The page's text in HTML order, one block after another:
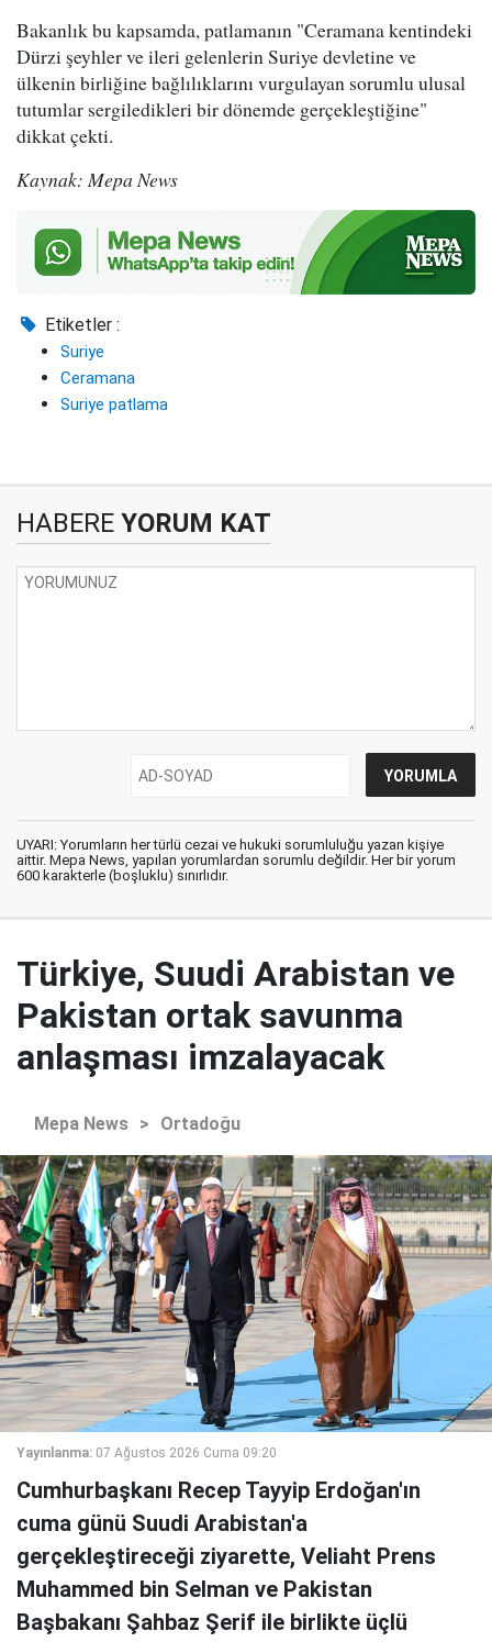
Bakanlık bu kapsamda, patlamanın "Ceramana kentindeki
Dürzi şeyhler ve ileri gelenlerin Suriye devletine ve
ülkenin birliğine bağlılıklarını vurgulayan sorumlu ulusal
tutumlar sergiledikleri bir dönemde gerçekleştiğine"
dikkat çekti.
Kaynak: Mepa News
Etiketler :
Suriye
Ceramana
Suriye patlama
HABERE YORUM KAT
UYARI: Yorumların her türlü cezai ve hukuki sorumluluğu yazan kişiye
aittir. Mepa News, yapılan yorumlardan sorumlu değildir. Her bir yorum
600 karakterle (boşluklu) sınırlıdır.
Türkiye, Suudi Arabistan ve
Pakistan ortak savunma
anlaşması imzalayacak
Mepa News > Ortadoğu
Yayınlanma: 07 Ağustos 2026 Cuma 09:20
Cumhurbaşkanı Recep Tayyip Erdoğan'ın
cuma günü Suudi Arabistan'a
gerçekleştireceği ziyarette, Veliaht Prens
Muhammed bin Selman ve Pakistan
Başbakanı Şahbaz Şerif ile birlikte üçlü